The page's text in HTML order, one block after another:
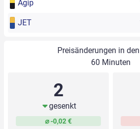
Agip
JET
Preisänderungen in
60 Minuten
2
gesenkt
⌀ -0,02 €